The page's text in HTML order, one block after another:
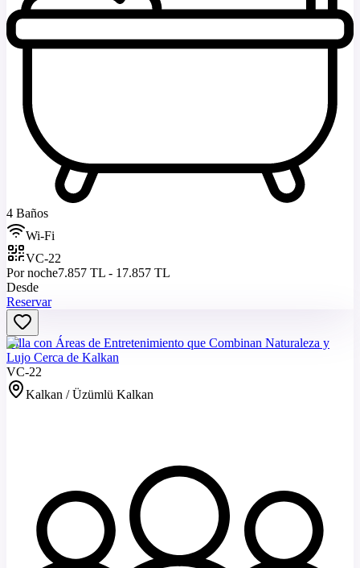
4 Baños
Wi-Fi
VC-22
Por noche7.857 TL - 17.857 TL
Desde
Reservar
Villa con Áreas de Entretenimiento que Combinan Naturaleza y
Lujo Cerca de Kalkan
VC-22
Kalkan / Üzümlü Kalkan